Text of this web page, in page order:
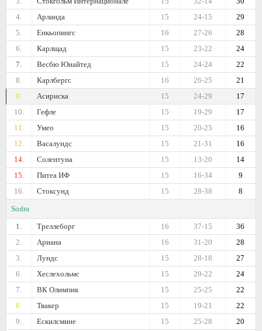
4.
Арланда 29
24-15
15
5.
Енкьопингс 28
27-26
16
6.
Карлщад 24
23-22
15
7.
Весбю Юнайтед 22
24-24
15
8.
Карлбергс 21
26-25
16
9.
Асириска 17
24-29
15
10.
Гефле 17
19-29
15
11.
Умео 16
20-25
15
12.
Васалундс 16
21-31
15
14.
Солентуна 14
13-20
15
15.
Питеа ИФ 9
16-34
15
16.
Стоксунд 8
28-38
15
Sodra
1.
Треллеборг 36
37-15
16
2.
Ариана 28
31-20
16
3.
Лундс 27
28-18
15
6.
Хеслехольмс 24
29-22
15
7.
ВК Олимпик 22
25-25
15
8.
Твакер 22
19-21
15
9.
Ескилсмине 20
25-28
15